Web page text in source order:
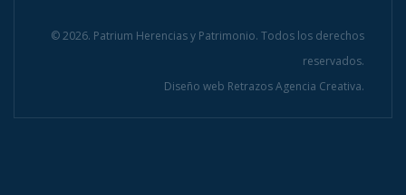
© 2026. Patrium Herencias y Patrimonio. Todos los derechos
reservados.
Diseño web Retrazos Agencia Creativa.